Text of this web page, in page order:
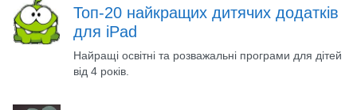
Топ-20 найкращих дитячих додатків
для iPad
Найращі освітні та розважальні програми для дітей
від 4 років.